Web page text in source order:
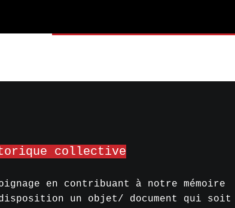
collective
en contribuant à notre mémoire
un objet/ document qui soit